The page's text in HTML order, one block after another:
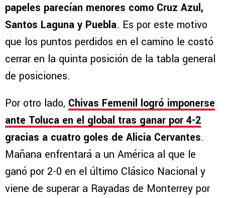
papeles parecían menores como Cruz Azul,
Santos Laguna y Puebla. Es por este motivo
que los puntos perdidos en el camino le costó
cerrar en la quinta posición de la tabla general
de posiciones.
Por otro lado, Chivas Femenil logró imponerse
ante Toluca en el global tras ganar por 4-2
gracias a cuatro goles de Alicia Cervantes.
Mañana enfrentará a un América al que le
ganó por 2-0 en el último Clásico Nacional y
viene de superar a Rayadas de Monterrey por